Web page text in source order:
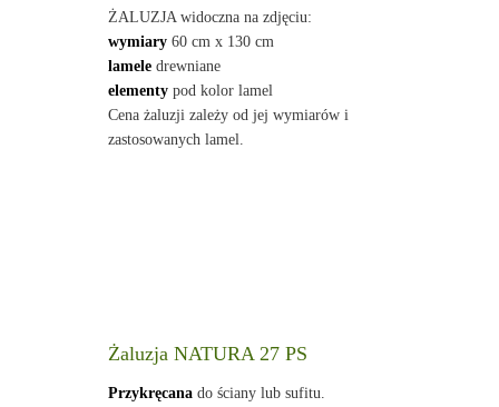
ŻALUZJA widoczna na zdjęciu:
wymiary60 cm x 130 cm
lameledrewniane
elementypod kolor lamel
Cena żaluzji zależy od jej wymiarów i
zastosowanych lamel.
Żaluzja NATURA 27 PS
Przykręcanado ściany lub sufitu.